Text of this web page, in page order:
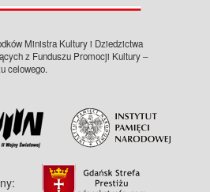
Ministra Kultury i Dziedzictwa
z Funduszu Promocji Kultury –
celowego.